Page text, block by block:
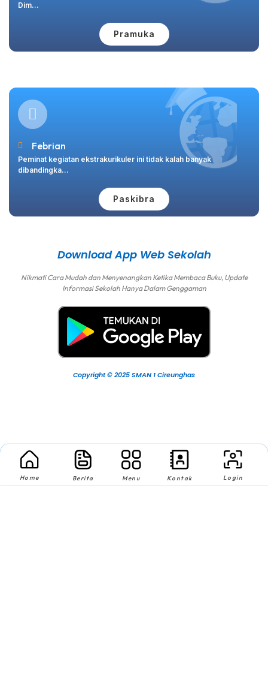
Dim...
Pramuka
Febrian
Peminat kegiatan ekstrakurikuler ini tidak kalah banyak
dibandingka...
Paskibra
Download App Web Sekolah
Nikmati Cara Mudah dan Menyenangkan Ketika Membaca Buku, Update
Informasi Sekolah Hanya Dalam Genggaman
Copyright © 2025 SMAN 1 Cireunghas
Home Berita Menu Kontak Login